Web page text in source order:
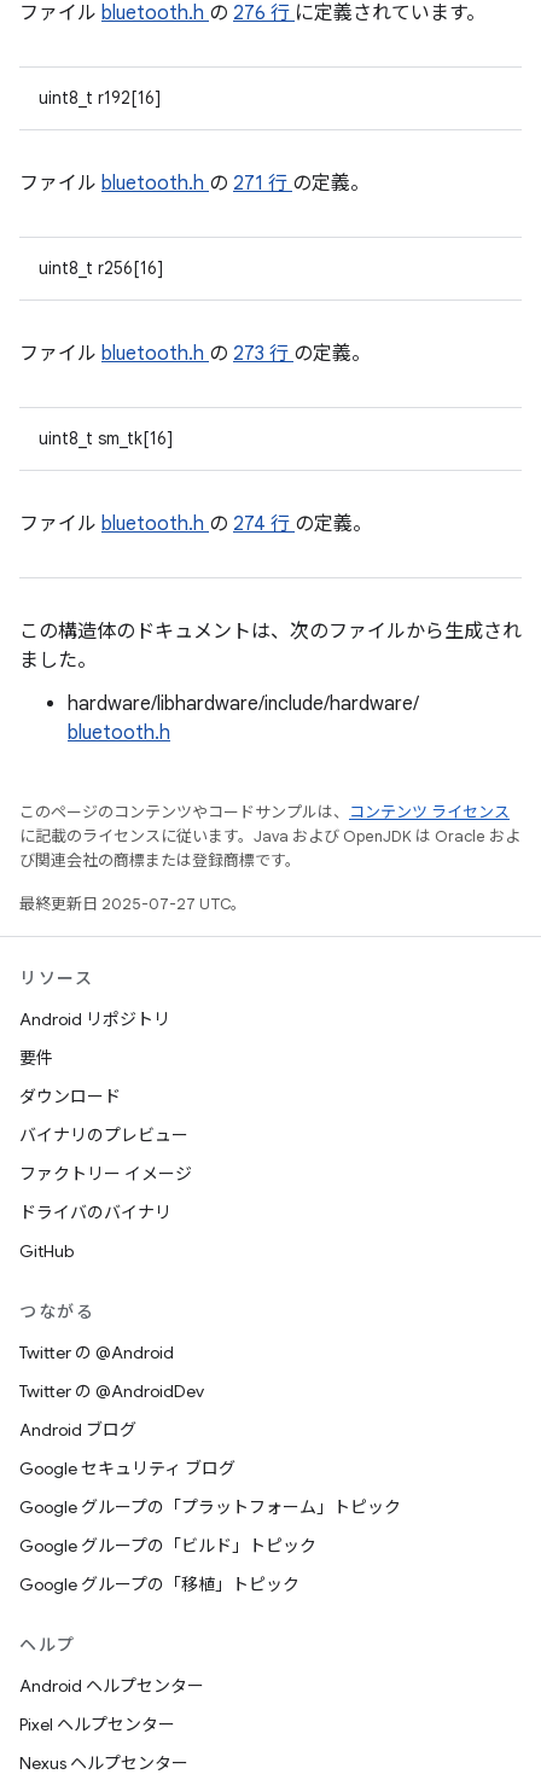
ファイル bluetooth.h の 276 行 に定義されています。
uint8_t r192[16]
ファイル bluetooth.h の 271 行 の定義。
uint8_t r256[16]
ファイル bluetooth.h の 273 行 の定義。
uint8_t sm_tk[16]
ファイル bluetooth.h の 274 行 の定義。
この構造体のドキュメントは、次のファイルから生成され
ました。
hardware/libhardware/include/hardware/
bluetooth.h
このページのコンテンツやコードサンプルは、
コンテンツ ライセンス
に記載のライセンスに従います。Java および OpenJDK は Oracle およ
び関連会社の商標または登録商標です。
最終更新日 2025-07-27 UTC。
リソース
Android リポジトリ
要件
ダウンロード
バイナリのプレビュー
ファクトリー イメージ
ドライバのバイナリ
GitHub
つながる
Twitter の @Android
Twitter の @AndroidDev
Android ブログ
Google セキュリティ ブログ
Google グループの「プラットフォーム」トピック
Google グループの「ビルド」トピック
Google グループの「移植」トピック
ヘルプ
Android ヘルプセンター
Pixel ヘルプセンター
Nexus ヘルプセンター